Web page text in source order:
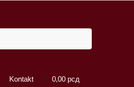
Kontakt 0,00 рсд